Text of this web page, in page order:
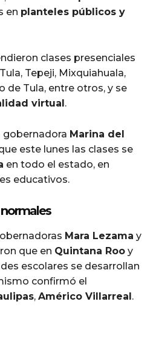
en planteles públicos y
clases presenciales
Tepeji, Mixquiahuala,
de Tula, entre otros, y se
virtual.
gobernadora Marina del
este lunes las clases se
en todo el estado, en
educativos.
Mara Lezama y
que en Quintana Roo y
escolares se desarrollan
confirmó el
, Américo Villarreal.